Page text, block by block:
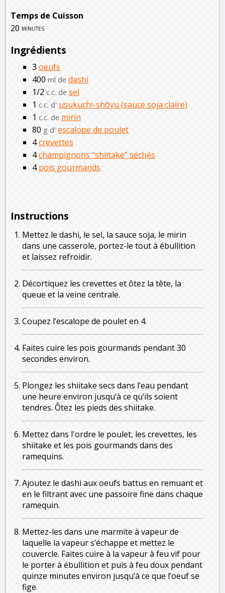
Temps de Cuisson
20 minutes
Ingrédients
3 oeufs
400 ml de dashi
1/2 c.c. de sel
1 c.c. d' usukuchi-shôyu (sauce soja claire)
1 c.c. de mirin
80 g d' escalope de poulet
4crevettes
4champignons “shiitake” séchés
4 pois gourmands
Instructions
Mettez le dashi, le sel, la sauce soja, le mirin
dans une casserole, portez-le tout à ébullition
et laissez refroidir.
Décortiquez les crevettes et ôtez la tête, la
queue et la veine centrale.
Coupez l’escalope de poulet en 4.
Faites cuire les pois gourmands pendant 30
secondes environ.
Plongez les shiitake secs dans l’eau pendant
une heure environ jusqu’à ce qu’ils soient
tendres. Ôtez les pieds des shiitake.
Mettez dans l'ordre le poulet, les crevettes, les
shiitake et les pois gourmands dans des
ramequins.
Ajoutez le dashi aux oeufs battus en remuant et
en le filtrant avec une passoire fine dans chaque
ramequin.
Mettez-les dans une marmite à vapeur de
laquelle la vapeur s’échappe et mettez le
couvercle. Faites cuire à la vapeur à feu vif pour
le porter à ébullition et puis à feu doux pendant
quinze minutes environ jusqu’à ce que l’oeuf se
fige.